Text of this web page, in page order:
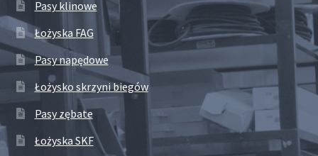
Pasy klinowe
Łożyska FAG
Pasy napędowe
Łożysko skrzyni biegów
Pasy zębate
Łożyska SKF